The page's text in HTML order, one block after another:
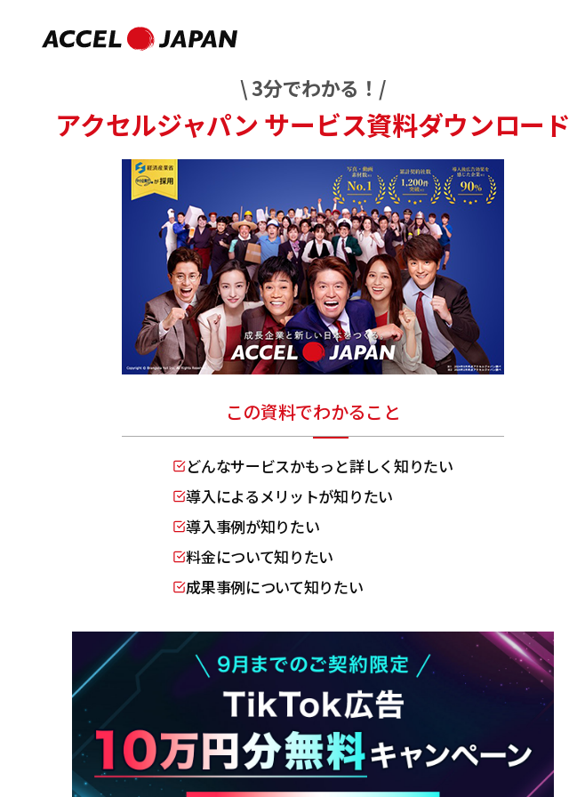
\ 3分でわかる！/
アクセルジャパンサービス資料ダウンロード
この資料でわかること
どんなサービスかもっと詳しく知りたい
導入によるメリットが知りたい
導入事例が知りたい
料金について知りたい
成果事例について知りたい